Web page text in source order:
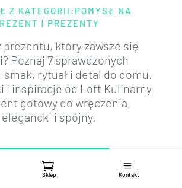
Sklep Kontakt
Z KATEGORII: POMYSŁ NA
| PREZENTY
prezentu, który zawsze się
Poznaj 7 sprawdzonych
smak, rytuał i detal do domu.
i inspiracje od Loft Kulinarny
gotowy do wręczenia,
elegancki i spójny.
PRZECZYTAJ WIĘCEJ